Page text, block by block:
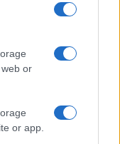
or
or app.